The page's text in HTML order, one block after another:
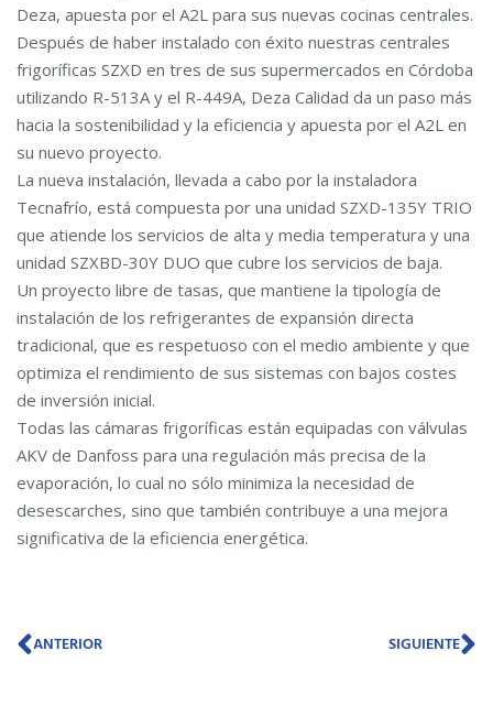
Deza, apuesta por el A2L para sus nuevas cocinas centrales.
Después de haber instalado con éxito nuestras centrales
frigoríficas SZXD en tres de sus supermercados en Córdoba
utilizando R-513A y el R-449A, Deza Calidad da un paso más
hacia la sostenibilidad y la eficiencia y apuesta por el A2L en
su nuevo proyecto.
La nueva instalación, llevada a cabo por la instaladora
Tecnafrío, está compuesta por una unidad SZXD-135Y TRIO
que atiende los servicios de alta y media temperatura y una
unidad SZXBD-30Y DUO que cubre los servicios de baja.
Un proyecto libre de tasas, que mantiene la tipología de
instalación de los refrigerantes de expansión directa
tradicional, que es respetuoso con el medio ambiente y que
optimiza el rendimiento de sus sistemas con bajos costes
de inversión inicial.
Todas las cámaras frigoríficas están equipadas con válvulas
AKV de Danfoss para una regulación más precisa de la
evaporación, lo cual no sólo minimiza la necesidad de
desescarches, sino que también contribuye a una mejora
significativa de la eficiencia energética.
Ant
ANTERIOR SIGUIENTE